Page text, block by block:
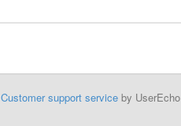
Customer support serviceby UserEcho